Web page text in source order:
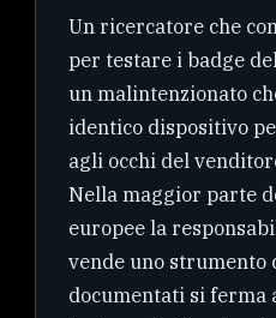
Un ricercatore che
per testare i badge
un malintenzionato
identico dispositivo
agli occhi del
Nella maggior parte
europee la
vende uno strumento
documentati si ferma